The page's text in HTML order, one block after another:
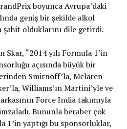
boyunca Avrupa’daki
geniş bir şekilde alkol
şahit olduklarını dile getirdi.
Skar, “2014 yılı Formula 1’in
açısında büyük bir
Smirnoff’la, Mclaren
Williams’ın Martini’yle ve
Force India takımıyla
Bununla beraber çok
1’in yaptığı bu sponsorluklar,